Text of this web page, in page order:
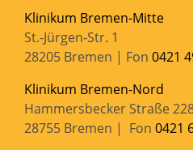
Klinikum Bremen-Mitte
St.-Jürgen-Str. 1
28205 Bremen | Fon 0421
Klinikum Bremen-Nord
Hammersbecker Straße
28755 Bremen | Fon 0421